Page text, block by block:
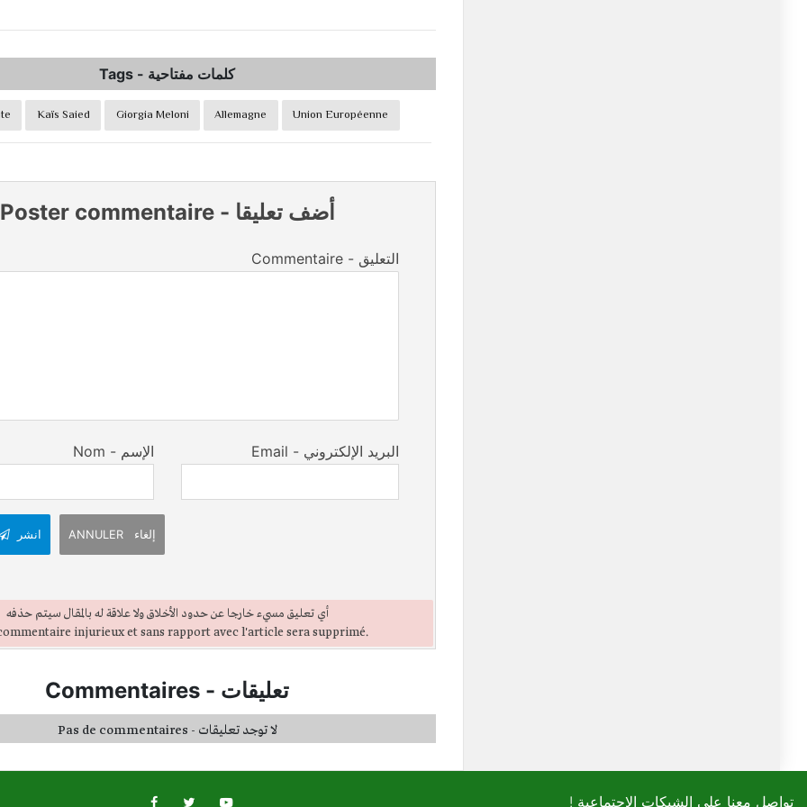
Tags - كلمات مفتاحية
Kaïs Saied Giorgia Meloni Allemagne Union Européenne
Poster commentaire- أضف تعليقا
Commentaire - التعليق
Nom - الإسم Email - البريد الإلكتروني
انشر ANNULER إلغاء
أي تعليق مسيء خارجا عن حدود الأخلاق ولا علاقة له بالمقال سيتم حذفه
injurieux et sans rapport avec l'article sera supprimé.
Commentaires - تعليقات
Pas de commentaires - لا توجد تعليقات
! تواصل معنا على الشبكات الاجتماعية